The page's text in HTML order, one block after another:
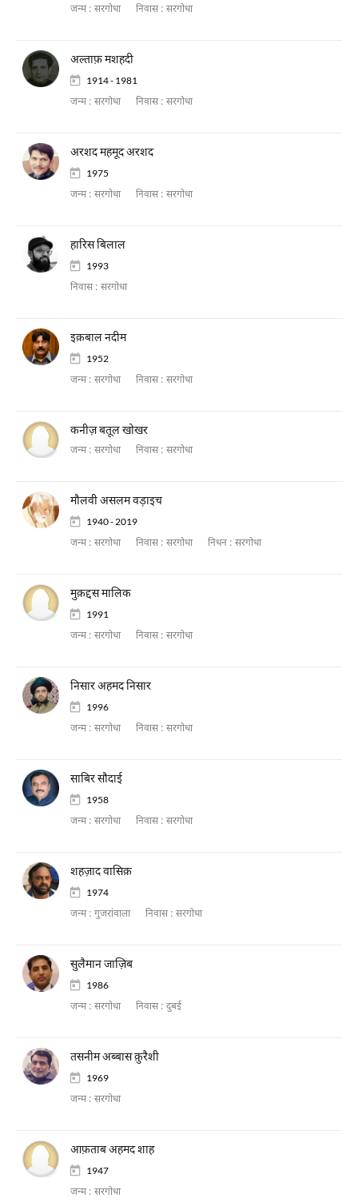
जन्म : सरगोधा निवास : सरगोधा
अल्ताफ़ मशहदी
1914 - 1981
जन्म : सरगोधा निवास : सरगोधा
अरशद महमूद अरशद
1975
जन्म : सरगोधा निवास : सरगोधा
हारिस बिलाल
1993
निवास : सरगोधा
इक़बाल नदीम
1952
जन्म : सरगोधा निवास : सरगोधा
कनीज़ बतूल खोखर
जन्म : सरगोधा निवास : सरगोधा
मौलवी असलम वड़ाइच
1940 - 2019
जन्म : सरगोधा निवास : सरगोधा निधन : सरगोधा
मुक़द्दस मालिक
1991
जन्म : सरगोधा निवास : सरगोधा
निसार अहमद निसार
1996
जन्म : सरगोधा निवास : सरगोधा
साबिर सौदाई
1958
जन्म : सरगोधा निवास : सरगोधा
शहज़ाद वासिक़
1974
जन्म : गुजरांवाला निवास : सरगोधा
सुलैमान जाज़िब
1986
जन्म : सरगोधा निवास : दुबई
तसनीम अब्बास क़ुरैशी
1969
जन्म : सरगोधा
आफ़ताब अहमद शाह
1947
जन्म : सरगोधा